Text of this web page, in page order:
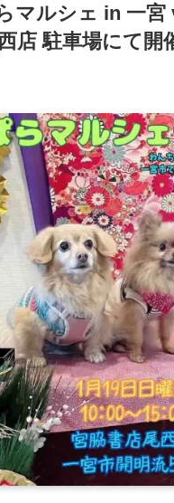
マルシェ in 一
店 駐車場にて開